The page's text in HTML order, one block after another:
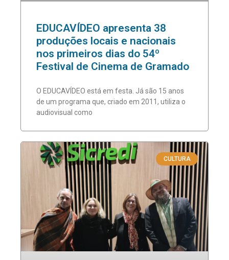
EDUCAVÍDEO apresenta 38
produções locais e nacionais
nos primeiros dias do 54º
Festival de Cinema de Gramado
O EDUCAVÍDEO está em festa. Já são 15 anos
de um programa que, criado em 2011, utiliza o
audiovisual como
CULTURA